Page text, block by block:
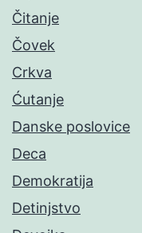
Čitanje
Čovek
Crkva
Ćutanje
Danske poslovice
Deca
Demokratija
Detinjstvo